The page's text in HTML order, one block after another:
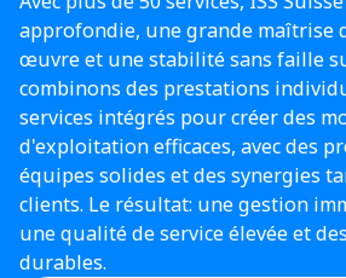
approfondie, une grande maîtrise
œuvre et une stabilité sans faille
combinons des prestations
services intégrés pour créer des
d'exploitation efficaces, avec des
équipes solides et des synergies
clients. Le résultat: une gestion
une qualité de service élevée et
durables.